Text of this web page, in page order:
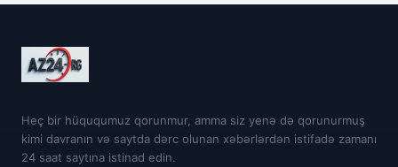
Heç bir hüququmuz qorunmur, amma siz yenə də qorunurmuş
kimi davranın və saytda dərc olunan xəbərlərdən istifadə zamanı
24 saat saytına istinad edin.